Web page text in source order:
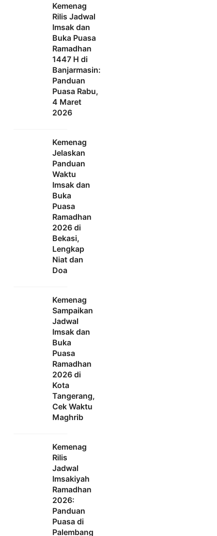
Kemenag
Rilis Jadwal
Imsak dan
Buka Puasa
Ramadhan
1447 H di
Banjarmasin:
Panduan
Puasa Rabu,
4 Maret
2026
Kemenag
Jelaskan
Panduan
Waktu
Imsak dan
Buka
Puasa
Ramadhan
2026 di
Bekasi,
Lengkap
Niat dan
Doa
Kemenag
Sampaikan
Jadwal
Imsak dan
Buka
Puasa
Ramadhan
2026 di
Kota
Tangerang,
Cek Waktu
Maghrib
Kemenag
Rilis
Jadwal
Imsakiyah
Ramadhan
2026:
Panduan
Puasa di
Palembang